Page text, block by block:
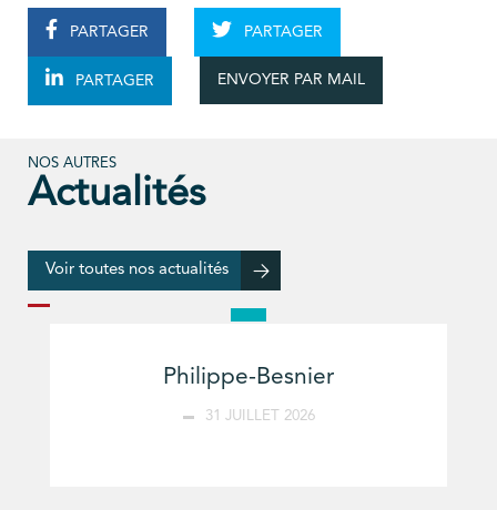
PARTAGER PARTAGER
PARTAGER ENVOYER PAR MAIL
NOS AUTRES
Actualités
Voir toutes nos actualités
Philippe-Besnier
31 JUILLET 2026